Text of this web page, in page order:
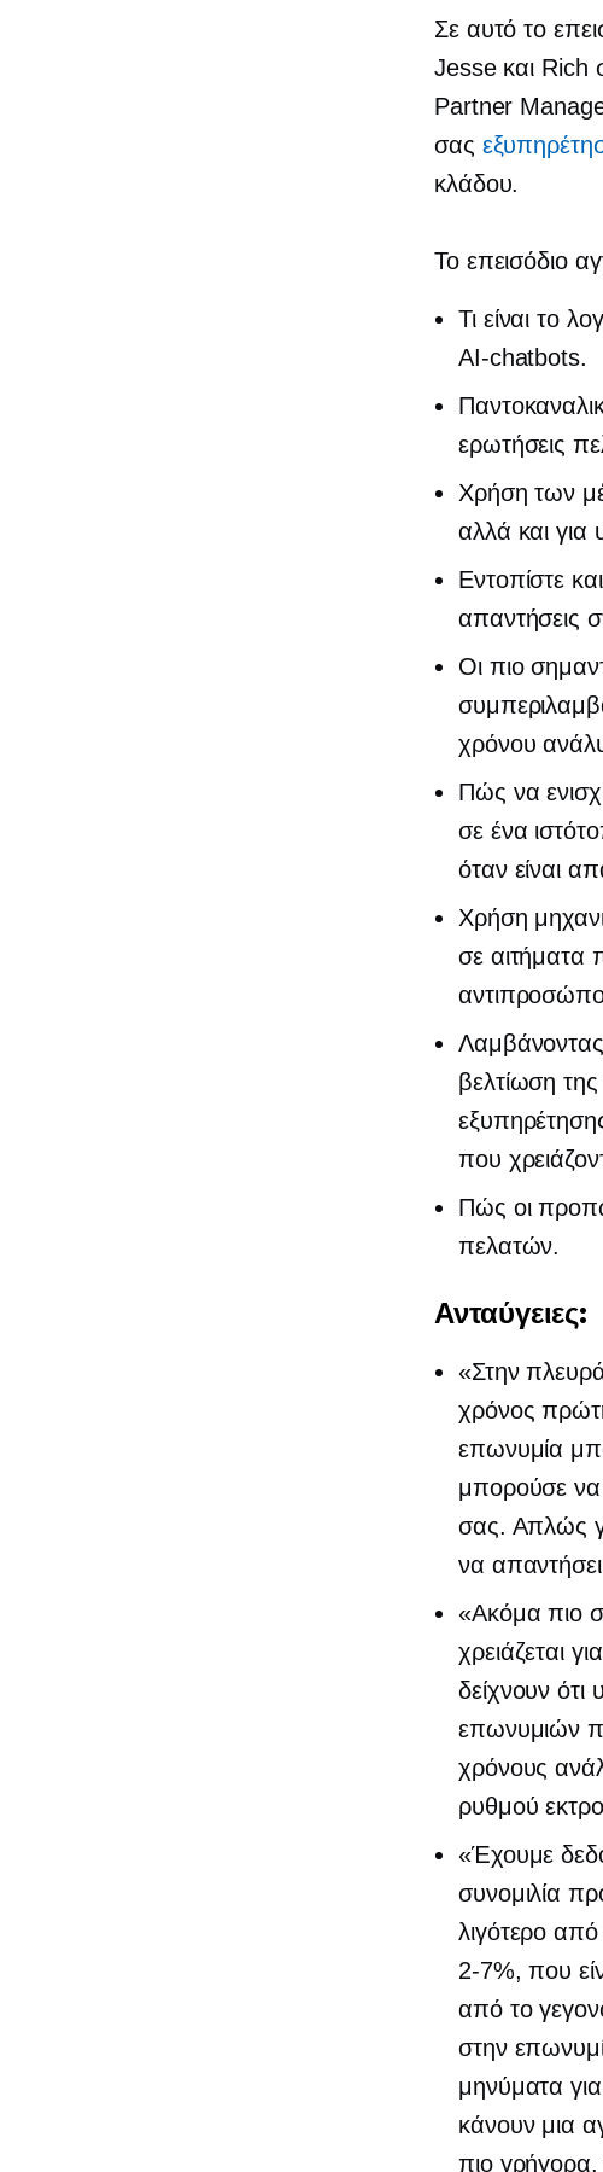
Σε αυτό το
Jesse και Rich
Partner
σας
κλάδου.
Το επεισόδιο
Τι είναι το
AI-chatbots.
ερωτήσεις
Χρήση των
αλλά και για
Εντοπίστε
απαντήσεις
Οι πιο
χρόνου
Πώς να
σε ένα
όταν είναι
Χρήση
σε αιτήματα
Λαμβάνοντας
βελτίωση
που
Πώς οι
πελατών.
Ανταύγειες:
«Στην
χρόνος
επωνυμία
μπορούσε να
σας. Απλώς
να
«Ακόμα πιο
χρειάζεται
δείχνουν ότι
επωνυμιών
χρόνους
ρυθμού
«Έχουμε
συνομιλία
λιγότερο
2-7%, που
από το
στην
μηνύματα
κάνουν μια
πιο